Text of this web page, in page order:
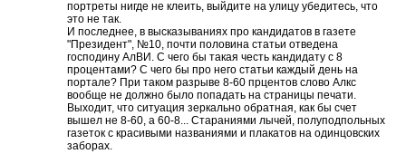
портреты нигде не клеить, выйдите на улицу убедитесь, что
это не так.
И последнее, в высказываниях про кандидатов в газете
"Президент", №10, почти половина статьи отведена
господину АлВИ. С чего бы такая честь кандидату с 8
процентами? С чего бы про него статьи каждый день на
портале? При таком разрыве 8-60 прцентов слово Алкс
вообще не должно было попадать на страницы печати.
Выходит, что ситуация зеркально обратная, как бы счет
вышел не 8-60, а 60-8... Стараниями лычей, полуподпольных
газеток с красивыми названиями и плакатов на одинцовских
заборах.